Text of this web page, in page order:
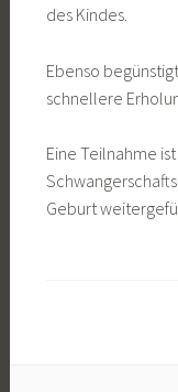
des Kindes.
Ebenso
schnellere
Eine Teilnahme
Geburt